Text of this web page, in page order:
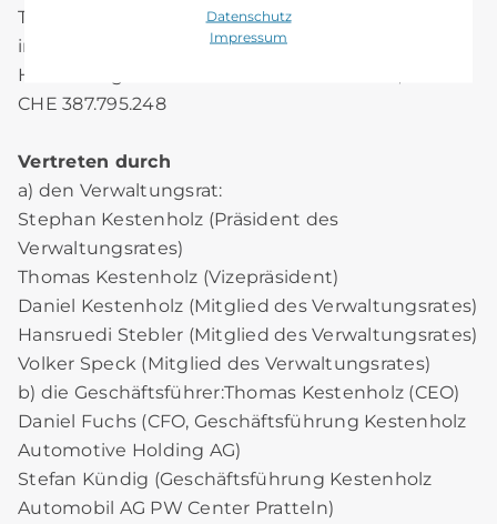
Datenschutz
Impressum
Telefon: +41 61 377 55 90
info@kestenholzgruppe.com
Handelsregister Kanton Basel-Landschaft, UID:
CHE 387.795.248
Vertreten durch
a) den Verwaltungsrat:
Stephan Kestenholz (Präsident des
Verwaltungsrates)
Thomas Kestenholz (Vizepräsident)
Daniel Kestenholz (Mitglied des Verwaltungsrates)
Hansruedi Stebler (Mitglied des Verwaltungsrates)
Volker Speck (Mitglied des Verwaltungsrates)
b) die Geschäftsführer:Thomas Kestenholz (CEO)
Daniel Fuchs (CFO, Geschäftsführung Kestenholz
Automotive Holding AG)
Stefan Kündig (Geschäftsführung Kestenholz
Automobil AG PW Center Pratteln)